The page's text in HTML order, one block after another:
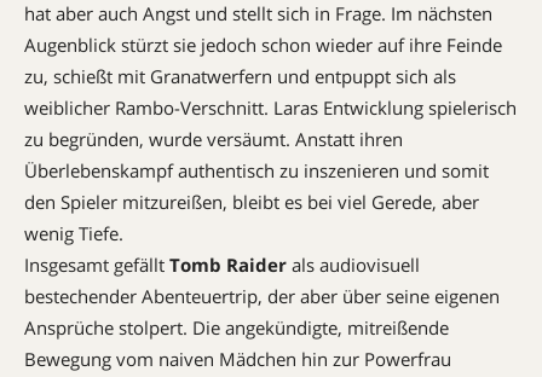
hat aber auch Angst und stellt sich in Frage. Im nächsten
Augenblick stürzt sie jedoch schon wieder auf ihre Feinde
zu, schießt mit Granatwerfern und entpuppt sich als
weiblicher Rambo-Verschnitt. Laras Entwicklung spielerisch
zu begründen, wurde versäumt. Anstatt ihren
Überlebenskampf authentisch zu inszenieren und somit
den Spieler mitzureißen, bleibt es bei viel Gerede, aber
wenig Tiefe.
Insgesamt gefällt Tomb Raider als audiovisuell
bestechender Abenteuertrip, der aber über seine eigenen
Ansprüche stolpert. Die angekündigte, mitreißende
Bewegung vom naiven Mädchen hin zur Powerfrau